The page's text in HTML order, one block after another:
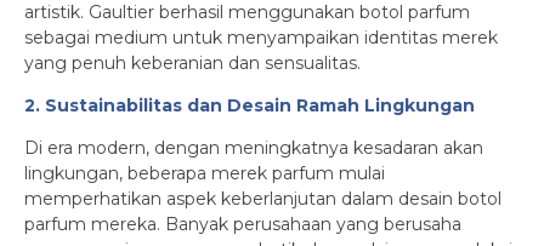
artistik. Gaultier berhasil menggunakan botol parfum
sebagai medium untuk menyampaikan identitas merek
yang penuh keberanian dan sensualitas.
2. Sustainabilitas dan Desain Ramah Lingkungan
Di era modern, dengan meningkatnya kesadaran akan
lingkungan, beberapa merek parfum mulai
memperhatikan aspek keberlanjutan dalam desain botol
parfum mereka. Banyak perusahaan yang berusaha